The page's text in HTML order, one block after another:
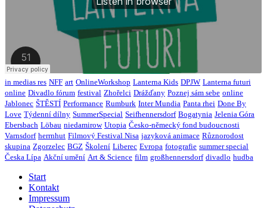
in medias res NFF art OnlineWorkshop Lanterna Kids DPJW Lanterna futuri
online Divadlo fórum festival Zhořelci Drážďany Poznej sám sebe online
Jablonec ŠTĚSTÍ Performance Rumburk Inter Mundia Panta rhei Done By
Love Týdenní dílny SummerSpecial Seifhennersdorf Bogatynia Jelenia Góra
Ebersbach Löbau niedamirow Utopia Česko-německý fond budoucnosti
Varnsdorf herrnhut Filmový Festival Nisa jazyková animace Různorodost
skupina Zgorzelec BGZ Školení Liberec Evropa fotografie summer special
Česka Lípa Akční umění Art & Science film großhennersdorf divadlo hudba
Start
Kontakt
Impressum